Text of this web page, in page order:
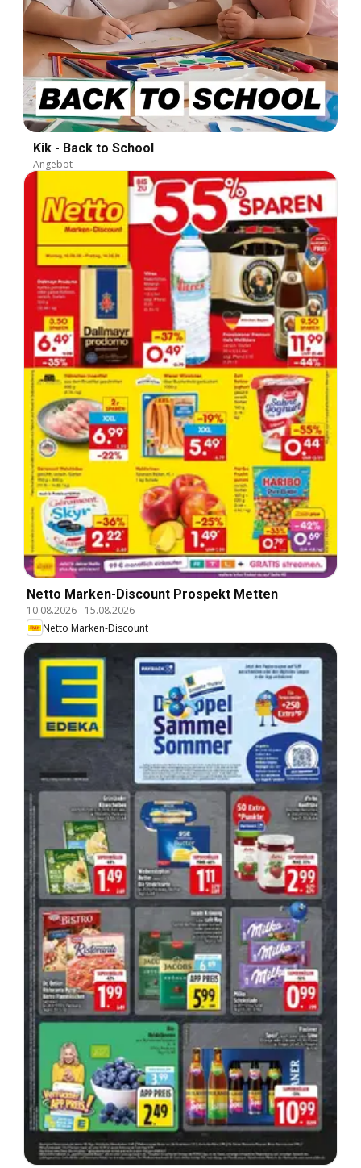
Kik - Back to School
Angebot
Netto Marken-Discount Prospekt Metten
10.08.2026- 15.08.2026
Netto Marken-Discount